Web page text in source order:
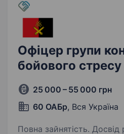
Офіцер групи
бойового стресу
25 000 – 55 000 грн
60 ОАБр, Вся Україна
Повна зайнятість. Досвід